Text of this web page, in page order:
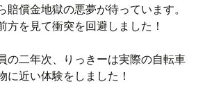
賠償金地獄の悪夢が待っています。
方を見て衝突を回避しました！
の二年次、りっきーは実際の自転車
に近い体験をしました！